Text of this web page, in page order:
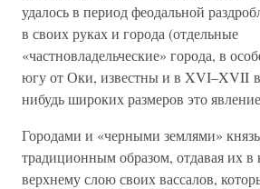
удалось в период феодальной
в своих руках и города (отдельные
«частновладельческие» города, в
югу от Оки, известны и в XVI–XVII
нибудь широких размеров это
Городами и «черными землями»
традиционным образом, отдавая их в
верхнему слою своих вассалов,